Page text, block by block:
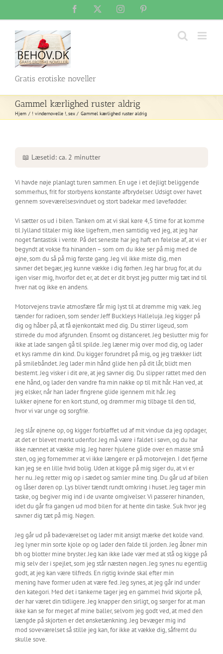
content
Facebook Instagram
Gratis erotiske noveller
Gammel kærlighed ruster aldrig
Hjem ! vindernovelle ! sex Gammel kærlighed ruster aldrig
📖 Læsetid: ca. 2 minutter
Vi havde nøje planlagt turen sammen. En uge i et dejligt beliggende
sommerhus, frit for storbyens konstante afbrydelser. Udsigt over havet
gennem soveværelsesvinduet og stort badekar med løvefødder.
Vi sætter os ud i bilen. Tanken om at vi skal køre 4,5 time for at komme
til Jylland tiltaler mig ikke ligefrem, men samtidig ved jeg, at jeg har
noget fantastisk i vente. På det seneste har jeg haft en følelse af, at vi er
begyndt at vokse fra hinanden – som om du ikke ser på mig med de
øjne, som du så på mig første gang. Jeg vil ikke miste dig, men
savner det begær, jeg kunne vække i dig førhen. Jeg har brug for, at du
igen viser mig, hvorfor det er, at det er dit bryst jeg putter mig tæt ind til
hver nat og ikke en andens.
Motorvejens travle atmosfære får mig lyst til at drømme mig væk. Jeg
tænder for radioen, som sender Jeff Buckleys Halleluja. Jeg kigger på
dig og håber på, at få øjenkontakt med dig. Du stirrer ligeud, som
stirrede du mod afgrunden. Ensomt og distanceret. Jeg beslutter mig for
ikke at lade sangen gå til spilde. Jeg læner mig over mod dig, og lader
et kys ramme din kind. Du kigger forundret på mig, og jeg trækker lidt
på smilebåndet. Jeg lader min hånd glide hen på dit lår, blidt men
bestemt. Jeg visker i dit øre, at jeg savner dig. Du slipper rattet med den
ene hånd, og lader den vandre fra min nakke op til mit hår. Han ved, at
jeg elsker, når han lader fingrene glide igennem mit hår. Jeg
lukker øjnene for en kort stund, og drømmer mig tilbage til den tid,
hvor vi var unge og sorgfrie.
Jeg slår øjnene op, og kigger forbløffet ud af mit vindue da jeg opdager,
at det er blevet mørkt udenfor. Jeg må være i faldet i søvn, og du har
ikke nænnet at vække mig. Jeg hører hjulene glide over en masse små
sten, og jeg fornemmer at vi ikke længere er på motorvejen. I det fjerne
kan jeg se en lille hvid bolig. Uden at kigge på mig siger du, at vi er
her nu. Jeg retter mig op i sædet og samler mine ting. Du går ud af bilen
og låser døren op. Lys bliver tændt rundt omkring i huset. Jeg tager min
taske, og begiver mig ind i de uvante omgivelser. Vi passerer hinanden,
idet du går fra gangen ud mod bilen for at hente din taske. Suk hvor jeg
savner dig tæt på mig. Nøgen.
Jeg går ud på badeværelset og lader mit ansigt mærke det kolde vand.
Jeg lyner min sorte kjole op og lader den falde til jorden. Jeg åbner min
bh og blotter mine bryster. Jeg kan ikke lade vær med at stå og kigge på
mig selv der i spejlet, som jeg står næsten nøgen. Jeg synes nu egentlig
godt, at jeg kan være tilfreds. En rigtig kvinde skal efter min
mening have former uden at være fed. Jeg synes, at jeg går ind under
den kategori. Med det i tankerne tager jeg en gammel hvid skjorte på,
der har været din tidligere. Jeg knapper den sirligt, og sørger for at man
ikke kan se for meget af mine baller, selvom jeg godt ved, at med den
længde på skjorten er det ønsketænkning. Jeg bevæger mig ind
mod soveværelset så stille jeg kan, for ikke at vække dig, såfremt du
skulle sove.